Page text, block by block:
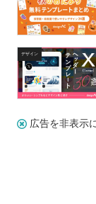
デザイン
広告を非表示